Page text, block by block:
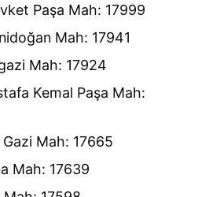
Paşa Mah: 17999
Mah: 17941
Mah: 17924
Kemal Paşa Mah:
Mah: 17665
Mah: 17639